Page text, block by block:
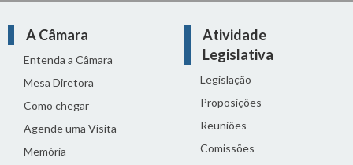
A Câmara
Entenda a Câmara
Mesa Diretora
Como chegar
Agende uma Visita
Memória
Atividade
Legislativa
Legislação
Proposições
Reuniões
Comissões